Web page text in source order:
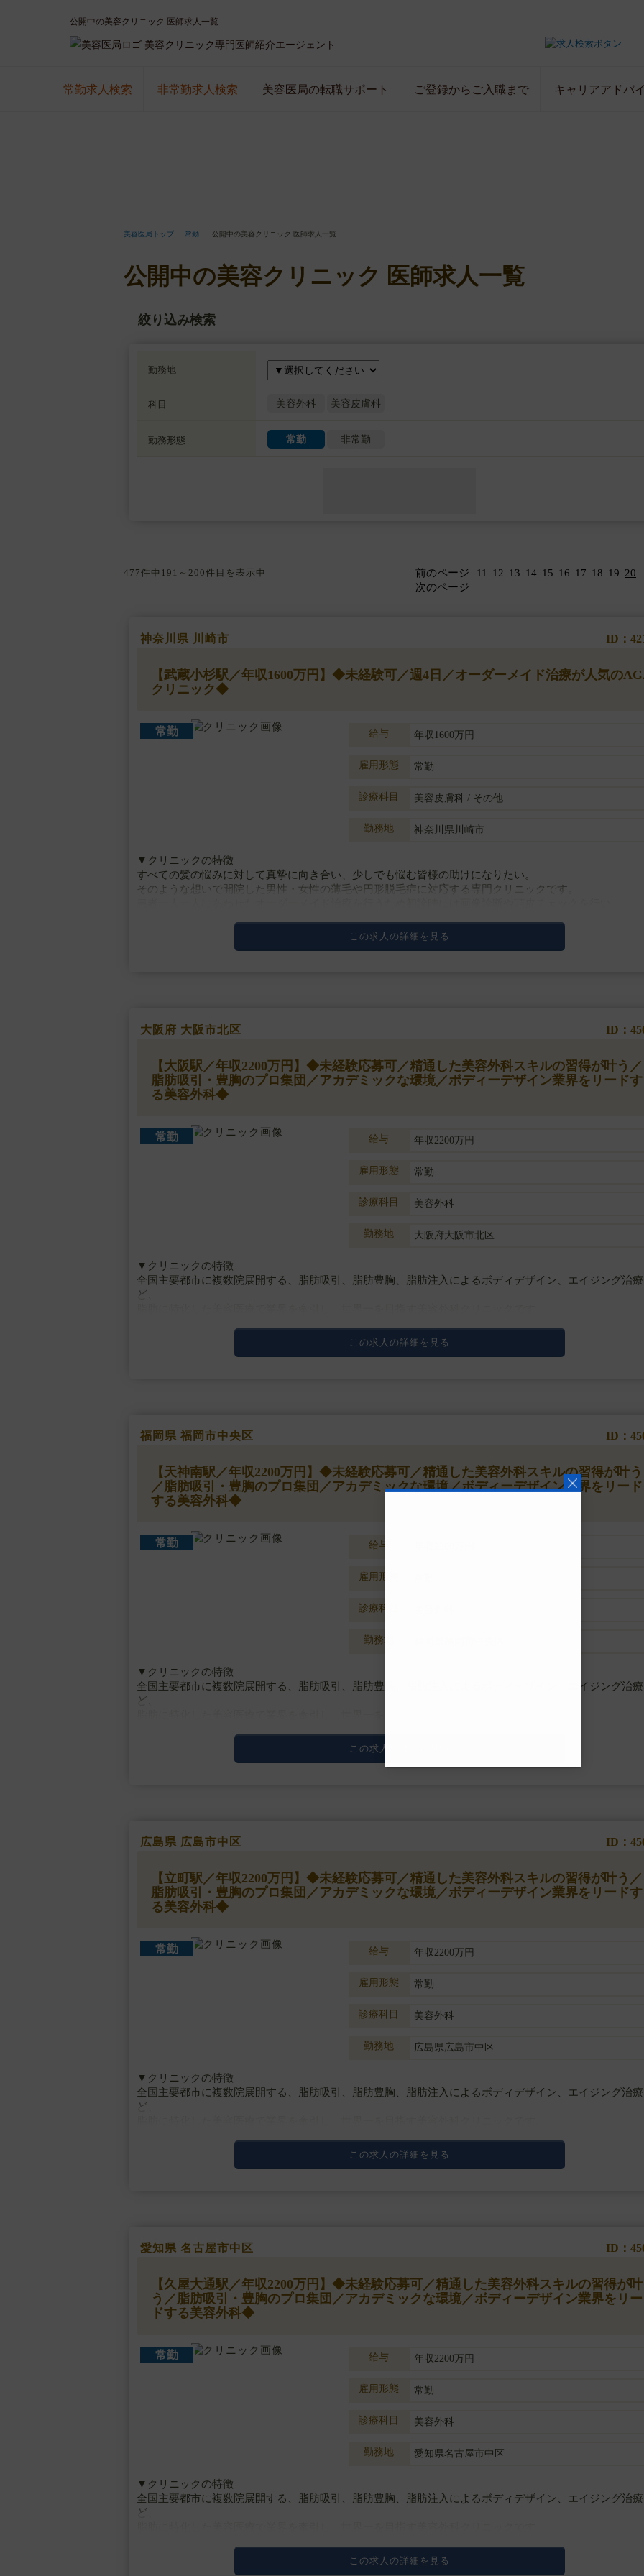
公開中の美容クリニック 医師求人一覧
美容クリニック専門医師紹介エージェント
常勤求人検索 非常勤求人検索 美容医局の転職サポート ご登録からご入職まで キャリアアドバ
美容医局トップ 常勤 公開中の美容クリニック 医師求人一覧
公開中の美容クリニック 医師求人一覧
絞り込み検索
勤務地
科目 美容外科 美容皮膚科
勤務形態 常勤 非常勤
477件中191～200件目を表示中 前のページ 11 12 13 14 15 16 17 18 19 20
次のページ
神奈川県 川崎市 ID：
【武蔵小杉駅／年収1600万円】◆未経験可／週4日／オーダーメイド治療が人気の
クリニック◆
常勤 給与 年収1600万円
雇用形態 常勤
診療科目 美容皮膚科 / その他
勤務地 神奈川県川崎市
▼クリニックの特徴
すべての髪の悩みに対して真摯に向き合い、少しでも悩む皆様の助けになりたい。
そのような想いで開院した男性・女性の薄毛や円形脱毛症に対応する専門クリニックです。
この求人の詳細を見る
大阪府 大阪市北区 ID：
【大阪駅／年収2200万円】◆未経験応募可／精通した美容外科スキルの習得が叶う／
脂肪吸引・豊胸のプロ集団／アカデミックな環境／ボディーデザイン業界をリードす
る美容外科◆
常勤 給与 年収2200万円
雇用形態 常勤
診療科目 美容外科
勤務地 大阪府大阪市北区
▼クリニックの特徴
全国主要都市に複数院展開する、脂肪吸引、脂肪豊胸、脂肪注入によるボディデザイン、エイジング治
ど、
この求人の詳細を見る
福岡県 福岡市中央区 ID：
【天神南駅／年収2200万円】◆未経験応募可／精通した美容外科スキルの習得が叶う
／脂肪吸引・豊胸のプロ集団／アカデミックな環境／ボディーデザイン業界をリード
する美容外科◆
常勤 給与
雇用形態
診療科目
勤務地
▼クリニックの特徴
全国主要都市に複数院展開する、脂肪吸引、脂肪豊胸、脂肪注入によるボディデザイン、エイジング治
ど、
この求人の詳細を見る
広島県 広島市中区 ID：
【立町駅／年収2200万円】◆未経験応募可／精通した美容外科スキルの習得が叶う／
脂肪吸引・豊胸のプロ集団／アカデミックな環境／ボディーデザイン業界をリードす
る美容外科◆
常勤 給与 年収2200万円
雇用形態 常勤
診療科目 美容外科
勤務地 広島県広島市中区
▼クリニックの特徴
全国主要都市に複数院展開する、脂肪吸引、脂肪豊胸、脂肪注入によるボディデザイン、エイジング治
ど、
この求人の詳細を見る
愛知県 名古屋市中区 ID：
【久屋大通駅／年収2200万円】◆未経験応募可／精通した美容外科スキルの習得が叶
う／脂肪吸引・豊胸のプロ集団／アカデミックな環境／ボディーデザイン業界をリー
ドする美容外科◆
常勤 給与 年収2200万円
雇用形態 常勤
診療科目 美容外科
勤務地 愛知県名古屋市中区
▼クリニックの特徴
全国主要都市に複数院展開する、脂肪吸引、脂肪豊胸、脂肪注入によるボディデザイン、エイジング治
ど、
この求人の詳細を見る